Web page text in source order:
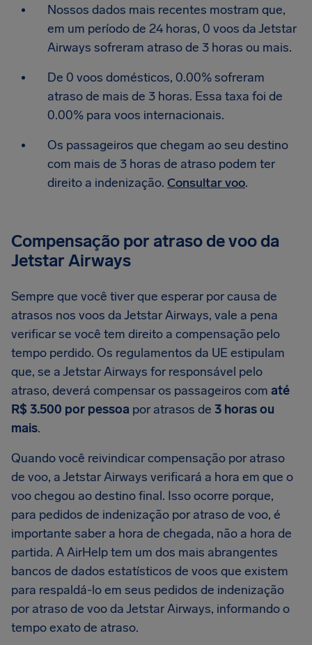
Nossos dados mais recentes mostram que,
em um período de 24 horas, 0 voos da Jetstar
Airways sofreram atraso de 3 horas ou mais.
De 0 voos domésticos, 0.00% sofreram
atraso de mais de 3 horas. Essa taxa foi de
0.00% para voos internacionais.
Os passageiros que chegam ao seu destino
com mais de 3 horas de atraso podem ter
direito a indenização. Consultar voo.
Compensação por atraso de voo da
Jetstar Airways
Sempre que você tiver que esperar por causa de
atrasos nos voos da Jetstar Airways, vale a pena
verificar se você tem direito a compensação pelo
tempo perdido. Os regulamentos da UE estipulam
que, se a Jetstar Airways for responsável pelo
atraso, deverá compensar os passageiros com até
R$ 3.500 por pessoa por atrasos de 3 horas ou
mais.
Quando você reivindicar compensação por atraso
de voo, a Jetstar Airways verificará a hora em que o
voo chegou ao destino final. Isso ocorre porque,
para pedidos de indenização por atraso de voo, é
importante saber a hora de chegada, não a hora de
partida. A AirHelp tem um dos mais abrangentes
bancos de dados estatísticos de voos que existem
para respaldá-lo em seus pedidos de indenização
por atraso de voo da Jetstar Airways, informando o
tempo exato de atraso.